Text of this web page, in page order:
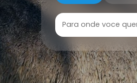
Destino